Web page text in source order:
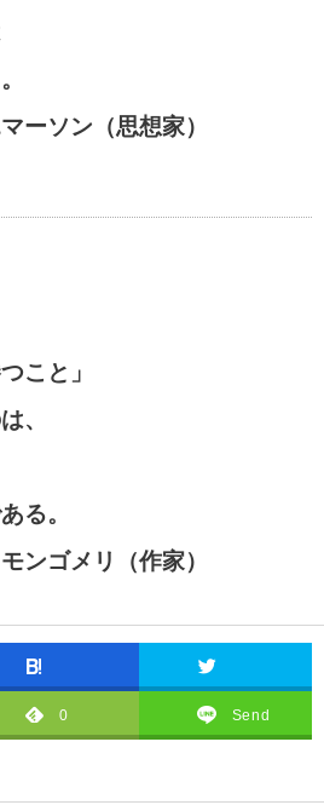
ーソン（思想家）
こと」
、
る。
ンゴメリ（作家）
0 Send